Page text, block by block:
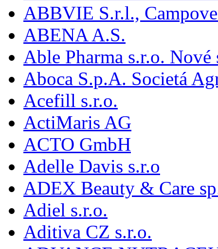
ABBVIE S.r.l.,
ABENA A.S.
Able Pharma s.r.o.
Aboca S.p.A. Societá
Acefill s.r.o.
ActiMaris AG
ACTO GmbH
Adelle Davis s.r.o
ADEX Beauty & Care
Adiel s.r.o.
Aditiva CZ s.r.o.